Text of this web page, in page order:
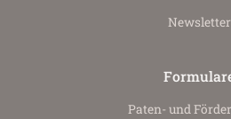
Newsletter
Paten- und